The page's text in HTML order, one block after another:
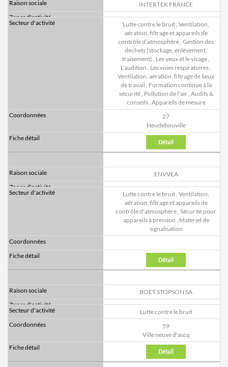
INTERTEK FRANCE
Lutte contre le bruit, Ventilation,
aération, filtrage et appareils de
contrôle d'atmosphère, Gestion des
dechets (stockage, enlèvement,
traitement) , Les yeux et le visage,
L'audition , Les voies respiratoires,
Ventilation, aération, filtrage de lieux
de travail , Formation continue à la
sécurité, Pollution de l'air, Audits &
conseils, Appareils de mesure
27
Heudebouville
Détail
ENVVEA
Lutte contre le bruit, Ventilation,
aération, filtrage et appareils de
contrôle d'atmosphère, Sécurité pour
appareils à pression , Materiel de
signalisation
Détail
BOET STOPSON SA
Lutte contre le bruit
59
Ville neuve d'ascq
Détail